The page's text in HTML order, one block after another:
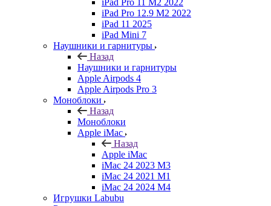
iPad Pro 11 M2 2022
iPad Pro 12.9 M2 2022
iPad 11 2025
iPad Mini 7
Наушники и гарнитуры
Назад
Наушники и гарнитуры
Apple Airpods 4
Apple Airpods Pro 3
Моноблоки
Назад
Моноблоки
Apple iMac
Назад
Apple iMac
iMac 24 2023 M3
iMac 24 2021 M1
iMac 24 2024 M4
Игрушки Labubu